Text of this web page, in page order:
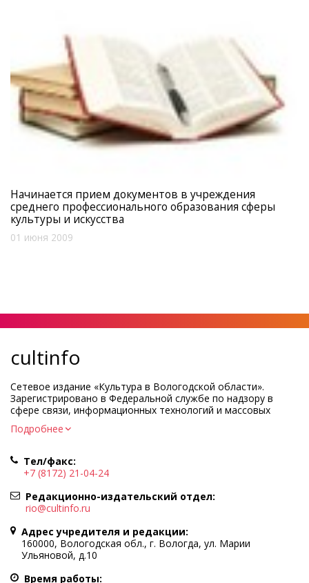
Начинается прием документов в учреждения
среднего профессионального образования сферы
культуры и искусства
01 июня 2009
cultinfo
Сетевое издание «Культура в Вологодской области».
Зарегистрировано в Федеральной службе по надзору в
сфере связи, информационных технологий и массовых
коммуникаций.
Регистрационный номер и дата принятия решения о
Учредитель КУ ВО «Информационно-аналитический центр
культуры»
Адрес учредителя и редакции: 160000, Вологодская обл., г.
Вологда, ул. Марии Ульяновой, д.10
Главный редактор — Легчанова Елена Григорьевна
Политика в отношении обработки персональных данных
При полном или частичном использовании информации
портала гиперссылка на cultinfo.ru обязательна.
Подробнее
Тел/факс:
+7 (8172) 21-04-24
Редакционно-издательский отдел:
rio@cultinfo.ru
Адрес учредителя и редакции:
160000, Вологодская обл., г. Вологда, ул. Марии
Ульяновой, д.10
Время работы: